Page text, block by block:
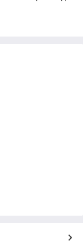
изделий.
и
скорость